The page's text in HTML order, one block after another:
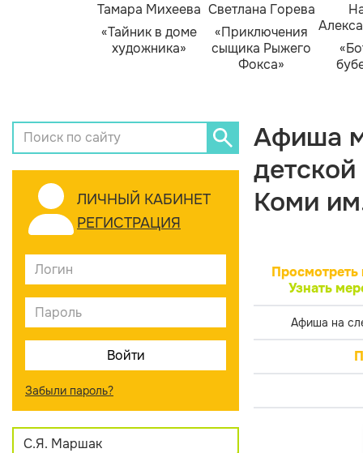
Тамара Михеева
«Тайник в доме
художника»
Светлана Горева
«Приключения
сыщика Рыжего
Фокса»
ЛИЧНЫЙ КАБИНЕТ
РЕГИСТРАЦИЯ
Забыли пароль?
С.Я. Маршак
Афиша
Коми
Просмотреть
Узнать
Афиша на